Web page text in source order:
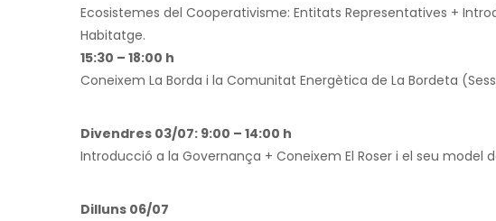
Ecosistemes del Cooperativisme: Entitats Representatives +
Habitatge.
15:30 – 18:00 h
Coneixem La Borda i la Comunitat Energètica de La Bordeta
Divendres 03/07: 9:00 – 14:00 h
Introducció a la Governança + Coneixem El Roser i el seu model
Dilluns 06/07